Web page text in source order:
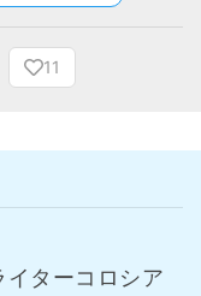
11
ターコロシア